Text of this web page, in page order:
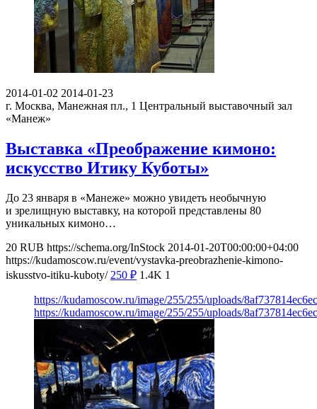
2014-01-02 2014-01-23
г. Москва, Манежная пл., 1 Центральный выставочный зал
«Манеж»
Выставка «Преображение кимоно:
искусство Итику Куботы»
До 23 января в «Манеже» можно увидеть необычную
и зрелищную выставку, на которой представлены 80
уникальных кимоно…
20 RUB https://schema.org/InStock 2014-01-20T00:00:00+04:00
https://kudamoscow.ru/event/vystavka-preobrazhenie-kimono-
iskusstvo-itiku-kuboty/ 250 ₽ 1.4K 1
https://kudamoscow.ru/image/255/255/uploads/
https://kudamoscow.ru/image/255/255/uploads/